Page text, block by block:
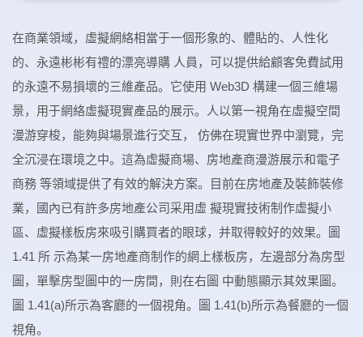
在商業領域，虛擬網絡相當于一個形象的、體貼的、人性化
的、永遠彬彬有禮的漂亮導購 人員，可以提供給顧客免費試用
的永遠不易損壞的三維產品。它使用 Web3D 構建一個三維場
景，用于網絡虛擬現實產品的展示。人以第一視角在虛擬空間
漫游穿梭，能夠與場景進行交互， 仿佛在現實世界中瀏覽，完
全沉浸在環境之中。這為虛擬商場、房地產商漫游展示和電子
商務 等領域提供了有效的解決方案。目前在房地產及裝飾裝修
業，國內已有許多房地產公司采用虛 擬現實技術制作虛擬小
區、虛擬樣板房來吸引購買者的眼球，并取得較好的效果。圖
1.41 所 示為某一房地產商制作的網上樣板房，左邊部分為房型
圖，單擊房型圖中的一房間，則在右圖 中動態顯示其效果圖。
圖 1.41(a)所示為客廳的一個視角。圖 1.41(b)所示為餐廳的一個
視角。